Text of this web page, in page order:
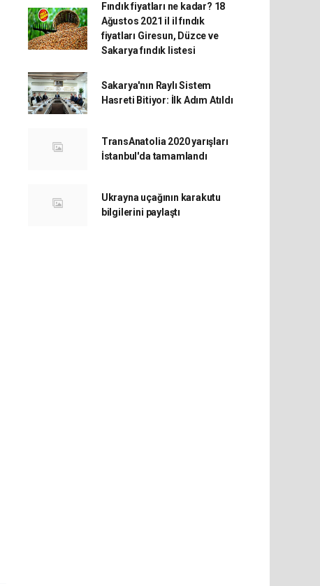
Fındık fiyatları ne kadar? 18
Ağustos 2021 il il fındık
fiyatları Giresun, Düzce ve
Sakarya fındık listesi
Sakarya'nın Raylı Sistem
Hasreti Bitiyor: İlk Adım Atıldı
TransAnatolia 2020 yarışları
İstanbul'da tamamlandı
Ukrayna uçağının karakutu
bilgilerini paylaştı